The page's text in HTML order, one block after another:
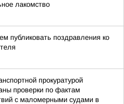
лакомство
публиковать поздравления ко
прокуратурой
проверки по фактам
с маломерными судами в